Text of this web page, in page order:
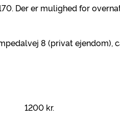
Der er mulighed for
8 (privat ejendom),
1200 kr.